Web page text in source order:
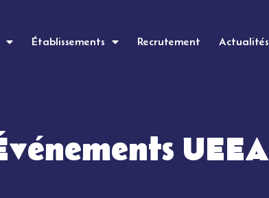
Établissements Recrutement Actualités
UEEA